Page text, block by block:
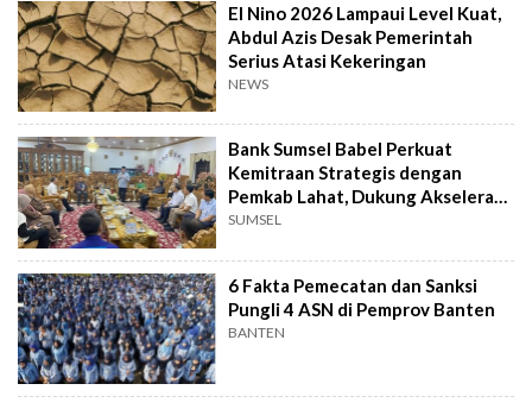
El Nino 2026 Lampaui Level Kuat,
Abdul Azis Desak Pemerintah
Serius Atasi Kekeringan
NEWS
Bank Sumsel Babel Perkuat
Kemitraan Strategis dengan
Pemkab Lahat, Dukung Akselerasi
Ekonomi Daerah
SUMSEL
6 Fakta Pemecatan dan Sanksi
Pungli 4 ASN di Pemprov Banten
BANTEN